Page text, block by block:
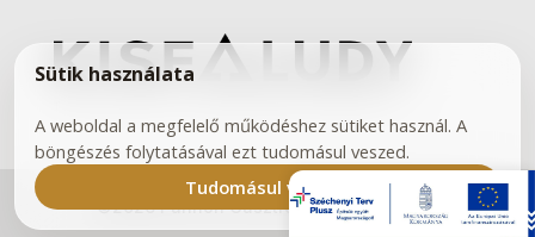
©2026 Pannon Gasztronómiai Akadémia
Sütik használata
A weboldal a megfelelő működéshez sütiket használ. A
böngészés folytatásával ezt tudomásul veszed.
Tudomásul vettem